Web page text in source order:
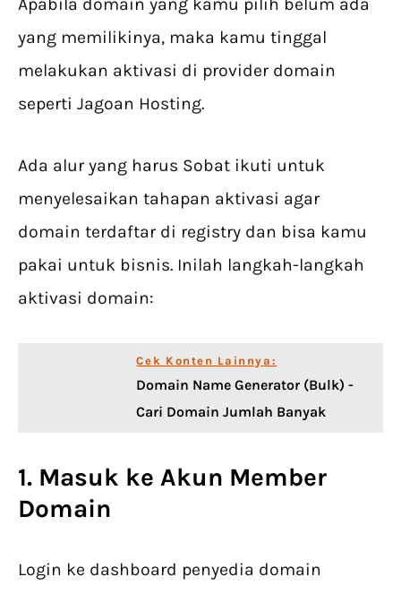
yang memilikinya, maka kamu tinggal
melakukan aktivasi di provider domain
seperti Jagoan Hosting.
Ada alur yang harus Sobat ikuti untuk
menyelesaikan tahapan aktivasi agar
domain terdaftar di registry dan bisa kamu
pakai untuk bisnis. Inilah langkah-langkah
aktivasi domain:
Cek Konten Lainnya:
Domain Name Generator (Bulk) -
Cari Domain Jumlah Banyak
1. Masuk ke Akun Member
Domain
Login ke dashboard penyedia domain